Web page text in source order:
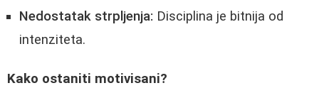
Nedostatak strpljenja: Disciplina je bitnija od
intenziteta.
Kako ostaniti motivisani?